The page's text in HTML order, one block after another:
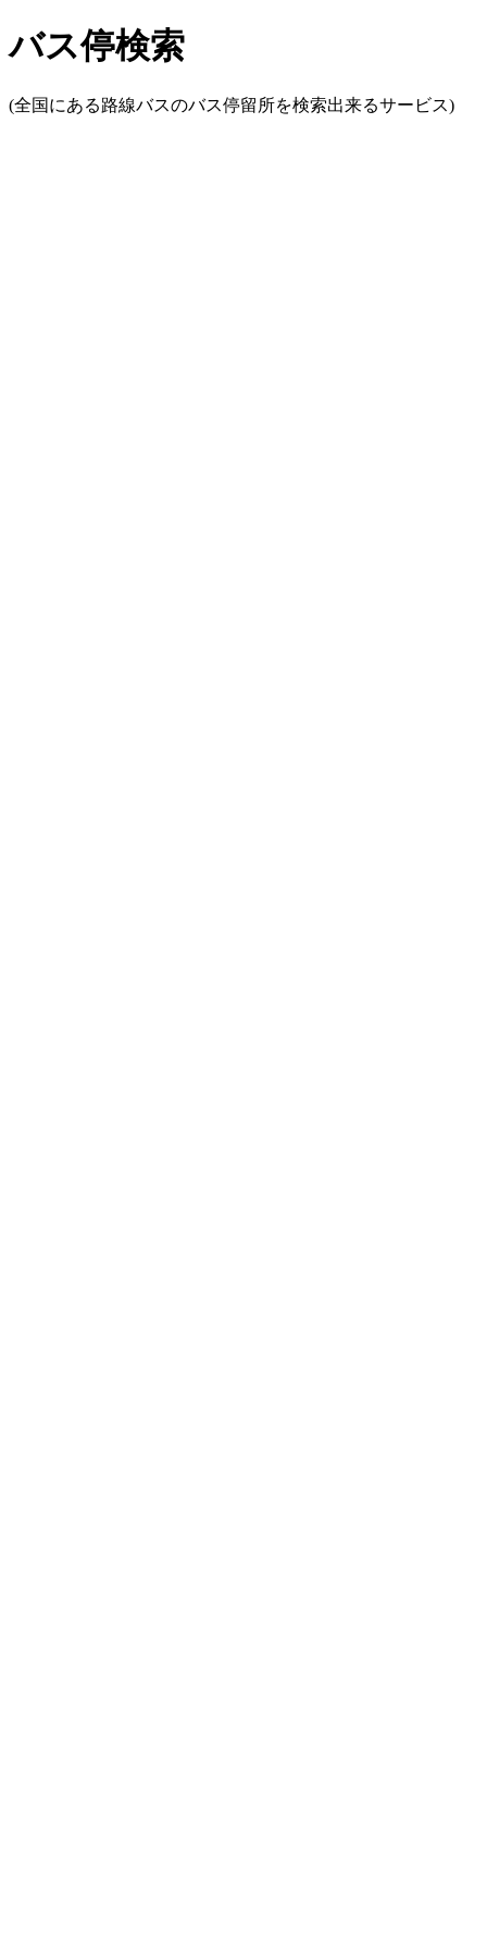
バス停検索
(全国にある路線バスのバス停留所を検索出来るサービス)